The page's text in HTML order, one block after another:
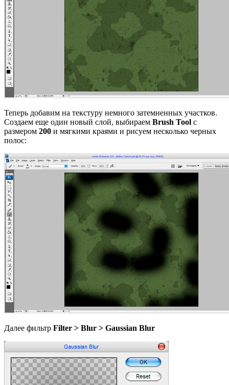
Теперь добавим на текстуру немного затемненных участков.
Создаем еще один новый слой, выбираем Brush Tool с
размером 200 и мягкими краями и рисуем несколько черных
полос:
Далее фильтр Filter > Blur > Gaussian Blur